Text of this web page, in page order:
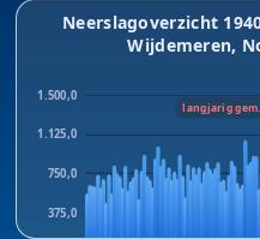
Neerslagoverzicht
Wijdemeren,
375,0
750,0
1.125,0
1.500,0
langjarig